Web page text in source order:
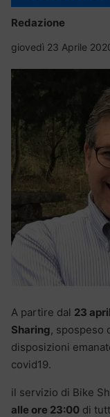
Redazione
giovedì 23 Aprile
A partire dal 23
Sharing, spospeso
disposizioni
covid19.
il servizio di Bike
alle ore 23:00 di